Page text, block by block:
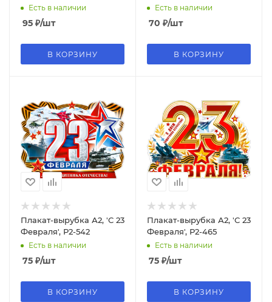
Есть в наличии
95 ₽/шт
В КОРЗИНУ
Есть в наличии
70 ₽/шт
В КОРЗИНУ
Плакат-вырубка А2, 'С 23
Февраля', Р2-542
Есть в наличии
75 ₽/шт
В КОРЗИНУ
Плакат-вырубка А2, 'С 23
Февраля', Р2-465
Есть в наличии
75 ₽/шт
В КОРЗИНУ